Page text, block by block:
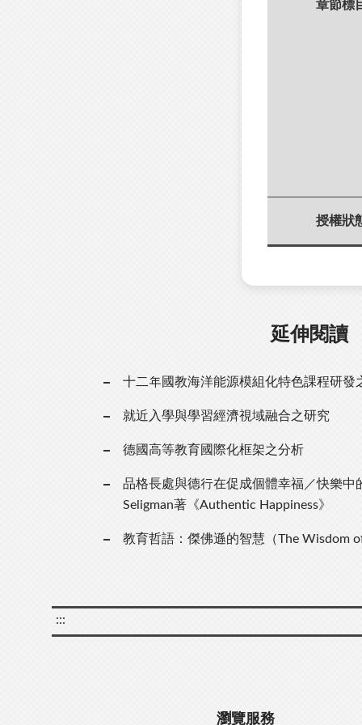
章節標
授權狀
延伸閱讀
十二年國教海洋能源模組化特色課程研發
就近入學與學習經濟視域融合之研究
德國高等教育國際化框架之分析
品格長處與德行在促成個體幸福／快樂中
Seligman著《Authentic Happiness》
教育哲語：傑佛遜的智慧（The Wisdom
:::
瀏覽服務